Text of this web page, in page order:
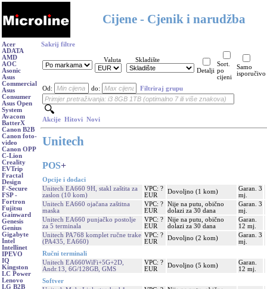
Cijene - Cjenik i narudžba
Acer
ADATA
AMD
AOC
Asonic
Asus
Commercial
Asus
Consumer
Asus Open
System
Avacom
BatterX
Canon B2B
Canon foto-
video
Canon OPP
C-Lion
Creality
EVTrip
Fractal
Design
F-Secure
FSP -
Fortron
Fujitsu
Gainward
Genesis
Genius
Gigabyte
Intel
Intellinet
IPEVO
IQ
Kingston
LC Power
Lenovo
LG B2B
Sakrij filtre
Valuta
Skladište
Detalji
Sort.
po
cijeni
Samo
isporučivo
Od: do: Filtriraj grupu
Akcije Hitovi Novi
Unitech
POS+
Opcije i dodaci
Unitech EA660 9H, stakl zaštita za
zaslon (10 kom)
VPC: ?
EUR
Dovoljno (1 kom)
Garan. 3
mj.
Unitech EA660 ojačana zaštitna
maska
VPC: ?
EUR
Nije na putu, obično
dolazi za 30 dana
Garan. 3
mj.
Unitech EA660 punjačko postolje
za 5 terminala
VPC: ?
EUR
Nije na putu, obično
dolazi za 30 dana
Garan.
12 mj.
Unitech PA768 komplet ručne trake
(PA435, EA660)
VPC: ?
EUR
Dovoljno (2 kom)
Garan. 3
mj.
Ručni terminali
Unitech EA660WiFi+5G+2D,
Andr.13, 6G/128GB, GMS
VPC: ?
EUR
Dovoljno (5 kom)
Garan.
12 mj.
Softver